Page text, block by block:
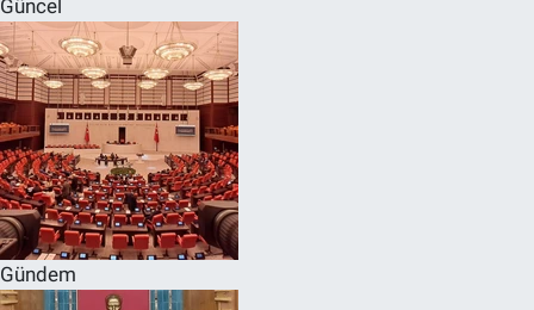
Güncel
Gündem
SPOR
RESMİ İLANLAR